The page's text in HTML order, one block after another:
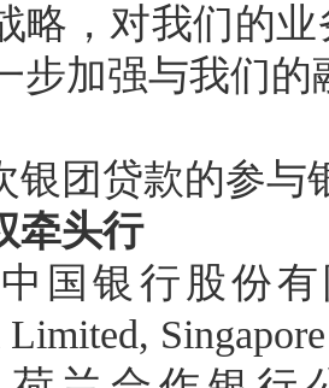
略，对我们的
步加强与我们的
银团贷款的参与
牵头行
银行股份有
Limited,